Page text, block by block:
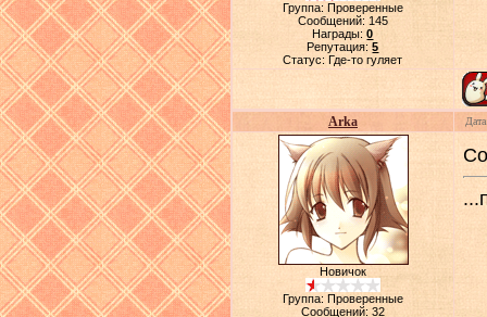
Группа: Проверенные
Сообщений: 145
Награды:0
Репутация:5
Статус:Где-то гуляет
Arka
Новичок
Группа: Проверенные
Сообщений: 32